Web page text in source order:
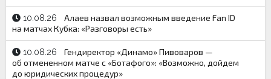
10.08.26
Алаев назвал возможным введение Fan ID
на матчах Кубка: «Разговоры есть»
10.08.26
Гендиректор «Динамо» Пивоваров —
об отмененном матче с «Ботафого»: «Возможно, дойдем
до юридических процедур»